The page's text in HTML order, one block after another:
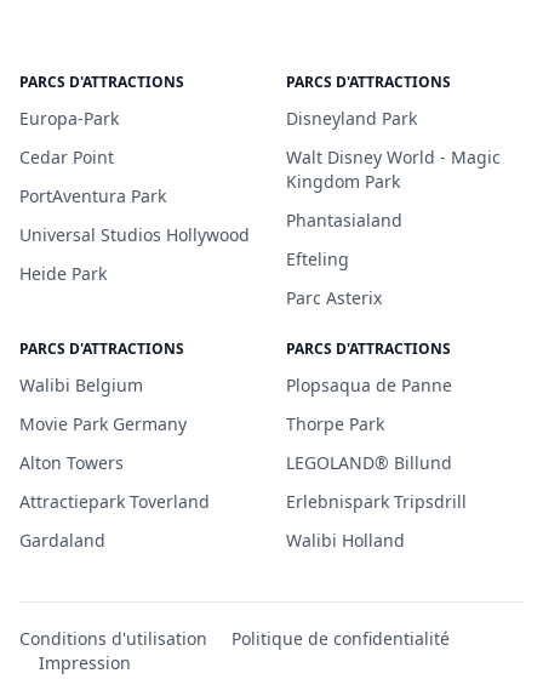
PARCS D'ATTRACTIONS
Europa-Park
Cedar Point
PortAventura Park
Universal Studios Hollywood
Heide Park
PARCS D'ATTRACTIONS
Disneyland Park
Walt Disney World - Magic
Kingdom Park
Phantasialand
Efteling
Parc Asterix
PARCS D'ATTRACTIONS
Walibi Belgium
Movie Park Germany
Alton Towers
Attractiepark Toverland
Gardaland
PARCS D'ATTRACTIONS
Plopsaqua de Panne
Thorpe Park
LEGOLAND® Billund
Erlebnispark Tripsdrill
Walibi Holland
Conditions d'utilisation
Politique de confidentialité
Impression